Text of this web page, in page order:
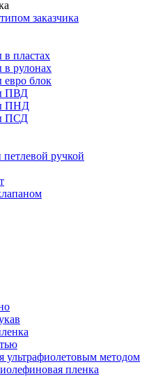
заказчика
пластах
рулонах
блок
ПВД
ПНД
ПСД
ручкой
методом
пленка